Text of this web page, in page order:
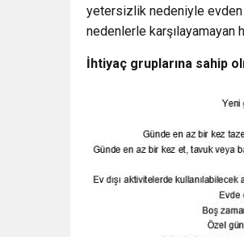
yetersizlik nedeniyle evden
nedenlerle karşılayamayan
İhtiyaç gruplarına sahip